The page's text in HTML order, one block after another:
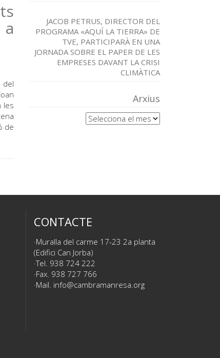
del
les
de
JACOB PETRUS, DIRECTOR DEL
PROGRAMA «AQUÍ LA TIERRA» DE
TVE, PARTICIPARÀ EN UNA
JORNADA SOBRE EL PAPER DE LES
EMPRESES DAVANT LA CRISI
CLIMÀTICA
Arxius
Arxius
CONTACTE
Muralla del carme 17-23 2a planta
(Edifici Can Jorba)
Tel. 938 724 222
Fax. 938 727 766
Mail. info@cambramanresa.org